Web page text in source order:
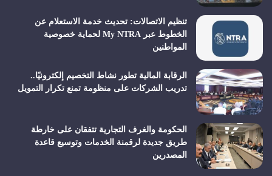
تنظيم الاتصالات: تحديث خدمة الاستعلام عن
الخطوط عبر My NTRA لحماية خصوصية
المواطنين
الرقابة المالية تطور نشاط التخصيم إلكترونيًا..
تدريب الشركات على منظومة تمنع تكرار التمويل
الحكومة والغرف التجارية تتفقان على خارطة
طريق جديدة لرقمنة الخدمات وتوسيع قاعدة
المصدرين